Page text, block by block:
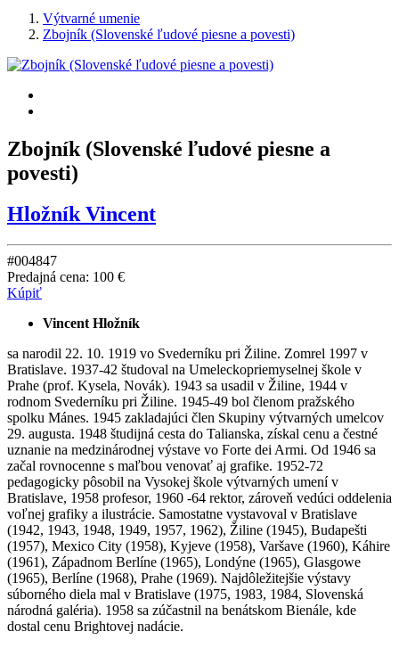
Výtvarné umenie
Zbojník (Slovenské ľudové piesne a povesti)
Zbojník (Slovenské ľudové piesne a
povesti)
Hložník Vincent
#004847
Predajná cena: 100 €
Kúpiť
Vincent Hložník
sa narodil 22. 10. 1919 vo Svederníku pri Žiline. Zomrel 1997 v
Bratislave. 1937-42 študoval na Umeleckopriemyselnej škole v
Prahe (prof. Kysela, Novák). 1943 sa usadil v Žiline, 1944 v
rodnom Svederníku pri Žiline. 1945-49 bol členom pražského
spolku Mánes. 1945 zakladajúci člen Skupiny výtvarných umelcov
29. augusta. 1948 študijná cesta do Talianska, získal cenu a čestné
uznanie na medzinárodnej výstave vo Forte dei Armi. Od 1946 sa
začal rovnocenne s maľbou venovať aj grafike. 1952-72
pedagogicky pôsobil na Vysokej škole výtvarných umení v
Bratislave, 1958 profesor, 1960 -64 rektor, zároveň vedúci oddelenia
voľnej grafiky a ilustrácie. Samostatne vystavoval v Bratislave
(1942, 1943, 1948, 1949, 1957, 1962), Žiline (1945), Budapešti
(1957), Mexico City (1958), Kyjeve (1958), Varšave (1960), Káhire
(1961), Západnom Berlíne (1965), Londýne (1965), Glasgowe
(1965), Berlíne (1968), Prahe (1969). Najdôležitejšie výstavy
súborného diela mal v Bratislave (1975, 1983, 1984, Slovenská
národná galéria). 1958 sa zúčastnil na benátskom Bienále, kde
dostal cenu Brightovej nadácie.